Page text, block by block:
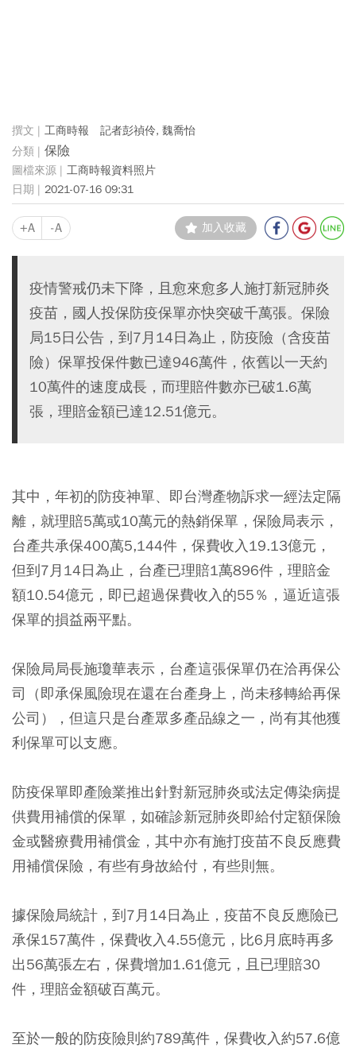
工商時報 記者彭禎伶, 魏喬怡
保險
工商時報資料照片
2021-07-16 09:31
+A -A 加入收藏
疫情警戒仍未下降，且愈來愈多人施打新冠肺炎
疫苗，國人投保防疫保單亦快突破千萬張。保險
局15日公告，到7月14日為止，防疫險（含疫苗
險）保單投保件數已達946萬件，依舊以一天約
10萬件的速度成長，而理賠件數亦已破1.6萬
張，理賠金額已達12.51億元。
其中，年初的防疫神單、即台灣產物訴求一經法定隔
離，就理賠5萬或10萬元的熱銷保單，保險局表示，
台產共承保400萬5,144件，保費收入19.13億元，
但到7月14日為止，台產已理賠1萬896件，理賠金
額10.54億元，即已超過保費收入的55％，逼近這張
保單的損益兩平點。
保險局局長施瓊華表示，台產這張保單仍在洽再保公
司（即承保風險現在還在台產身上，尚未移轉給再保
公司），但這只是台產眾多產品線之一，尚有其他獲
利保單可以支應。
防疫保單即產險業推出針對新冠肺炎或法定傳染病提
供費用補償的保單，如確診新冠肺炎即給付定額保險
金或醫療費用補償金，其中亦有施打疫苗不良反應費
用補償保險，有些有身故給付，有些則無。
據保險局統計，到7月14日為止，疫苗不良反應險已
承保157萬件，保費收入4.55億元，比6月底時再多
出56萬張左右，保費增加1.61億元，且已理賠30
件，理賠金額破百萬元。
至於一般的防疫險則約789萬件，保費收入約57.6億